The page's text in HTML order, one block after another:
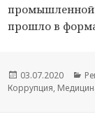
прошло в
Опубликовано
03.07.2020
Коррупция,